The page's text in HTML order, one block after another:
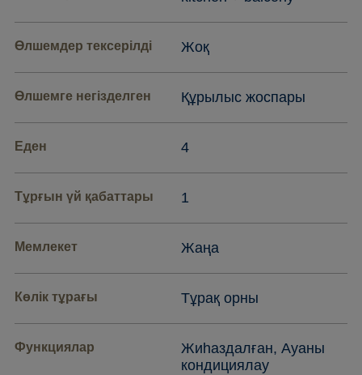
Өлшемдер тексерілді Жоқ
Өлшемге негізделген Құрылыс жоспары
Еден 4
Тұрғын үй қабаттары 1
Мемлекет Жаңа
Көлік тұрағы Тұрақ орны
Функциялар
Жиһаздалған, Ауаны
кондициялау